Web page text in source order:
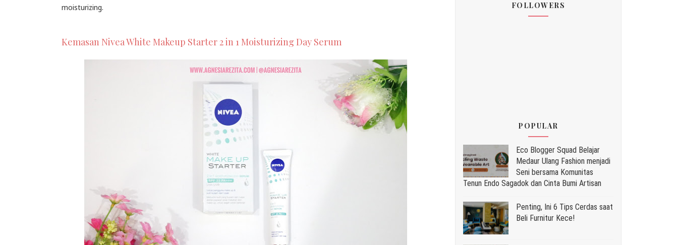
moisturizing.
Kemasan Nivea White Makeup Starter 2 in 1 Moisturizing Day Serum
FOLLOWERS
POPULAR
Eco Blogger Squad Belajar
Medaur Ulang Fashion menjadi
Seni bersama Komunitas
Tenun Endo Sagadok dan Cinta Bumi Artisan
Penting, Ini 6 Tips Cerdas saat
Beli Furnitur Kece!